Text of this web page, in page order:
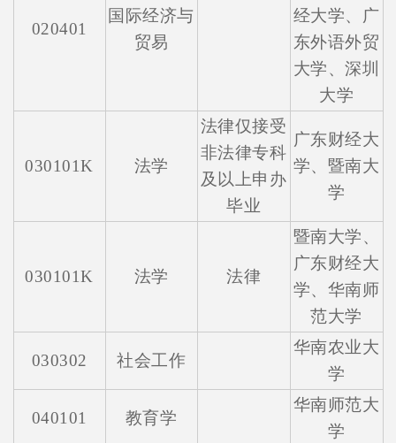
020401
国际经济与
贸易
经大学、广
东外语外贸
大学、深圳
大学
030101K 法学
法律仅接受
非法律专科
及以上申办
毕业
广东财经大
学、暨南大
学
030101K 法学 法律
暨南大学、
广东财经大
学、华南师
范大学
030302 社会工作
华南农业大
学
040101 教育学
华南师范大
学